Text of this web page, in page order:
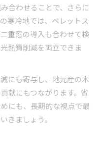
合わせることで、さらに
寒冷地では、ペレットス
重窓の導入も合わせて検
熱費削減を両立できま
にも寄与し、地元産の木
献にもつながります。省
にも、長期的な視点で最
きましょう。